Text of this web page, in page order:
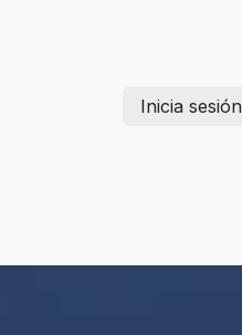
Inicia sesión